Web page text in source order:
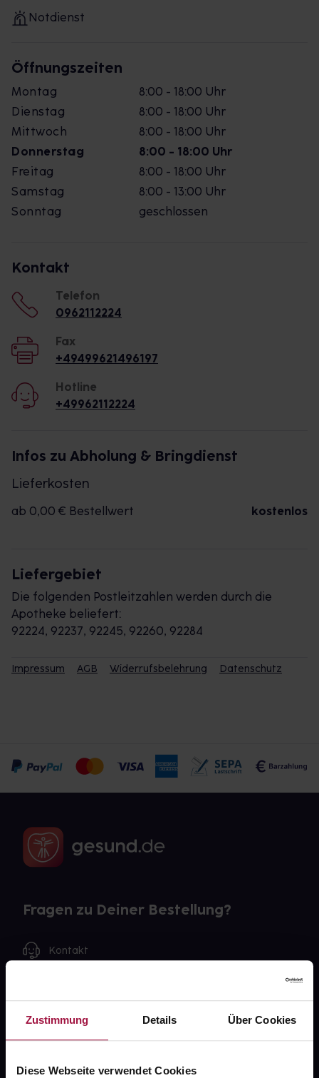
Zustimmung Details Über Cookies
Diese Webseite verwendet Cookies
Notdienst
Öffnungszeiten
Montag
8:00 - 18:00 Uhr
Dienstag
8:00 - 18:00 Uhr
Mittwoch
8:00 - 18:00 Uhr
Donnerstag
8:00 - 18:00 Uhr
Freitag
8:00 - 18:00 Uhr
Samstag
8:00 - 13:00 Uhr
Sonntag
geschlossen
Kontakt
Telefon
0962112224
Fax
+49499621496197
Hotline
+49962112224
Infos zu Abholung & Bringdienst
Lieferkosten
ab 0,00 € Bestellwert kostenlos
Liefergebiet
Die folgenden Postleitzahlen werden durch die
Apotheke beliefert:
92224, 92237, 92245, 92260, 92284
Impressum AGB Widerrufsbelehrung Datenschutz
Fragen zu Deiner Bestellung?
Kontakt
Widerrufsformular